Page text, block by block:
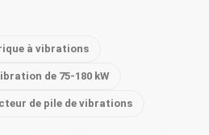
à vibrations
de 75-180 kW
de pile de vibrations